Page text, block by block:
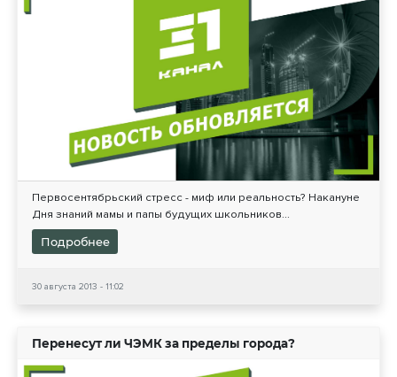
Первосентябрьский стресс - миф или реальность? Накануне
Дня знаний мамы и папы будущих школьников...
Подробнее
30 августа 2013 - 11:02
Перенесут ли ЧЭМК за пределы города?